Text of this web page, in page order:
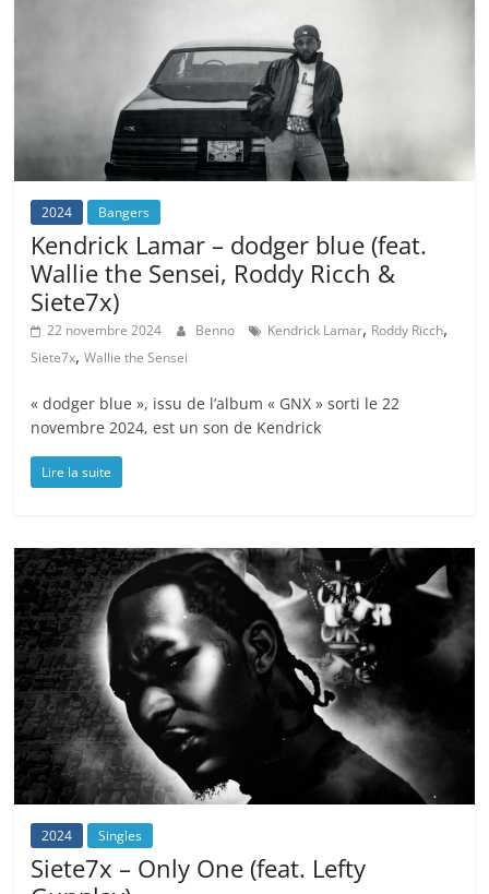
2024 Bangers
Kendrick Lamar – dodger blue (feat.
Wallie the Sensei, Roddy Ricch &
Siete7x)
22 novembre 2024 Benno Kendrick Lamar, Roddy Ricch,
Siete7x,Wallie the Sensei
« dodger blue », issu de l’album « GNX » sorti le 22
novembre 2024, est un son de Kendrick
Lire la suite
2024 Singles
Siete7x – Only One (feat. Lefty